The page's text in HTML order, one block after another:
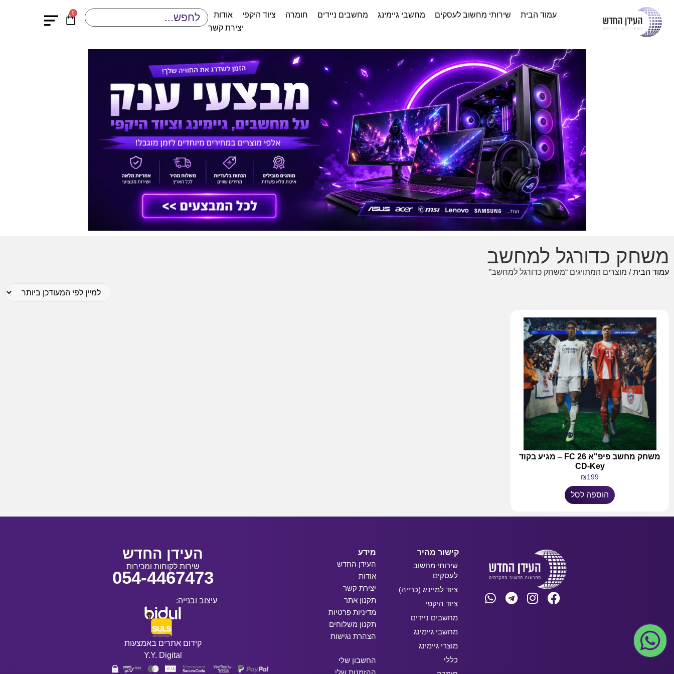
עמוד הבית שירותי מחשוב לעסקים מחשבי גיימינג מחשבים ניידים חומרה ציוד היקפי
אודות
יצירת קשר
0
משחק כדורגל למחשב
עמוד הבית/ מוצרים המתויגים “משחק כדורגל למחשב”
משחק מחשב פיפ"א FC 26 – מגיע בקוד
CD-Key
₪199
הוספה לסל
קישור מהיר
שירותי מחשוב
לעסקים
ציוד למייניג (כרייה)
ציוד היקפי
מחשבים ניידים
מחשבי גיימינג
מוצרי גיימינג
כללי
מידע
העידן החדש
אודות
יצירת קשר
תקנון אתר
מדיניות פרטיות
תקנון משלוחים
הצהרת נגישות
החשבון שלי
העידן החדש
שירות לקוחות ומכירות
054-4467473
עיצוב ובנייה:
קידום אתרים באמצעות
Y.Y. Digital